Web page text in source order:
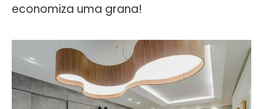
economiza uma grana!